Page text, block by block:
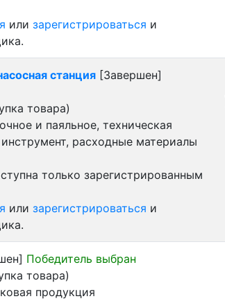
или зарегистрироваться и
станция [Завершен]
товара)
и паяльное, техническая
расходные материалы
только зарегистрированным
или зарегистрироваться и
Победитель выбран
товара)
продукция